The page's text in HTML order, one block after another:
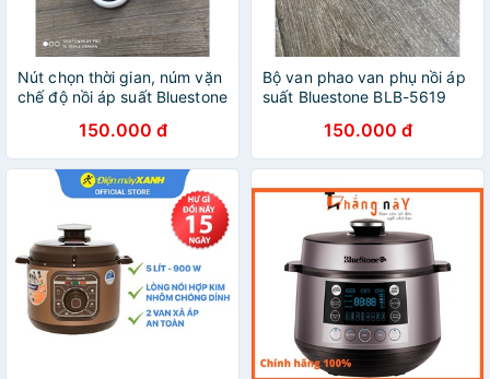
Nút chọn thời gian, núm vặn
chế độ nồi áp suất Bluestone
150.000 đ
Bộ van phao van phụ nồi áp
suất Bluestone BLB-5619
150.000 đ